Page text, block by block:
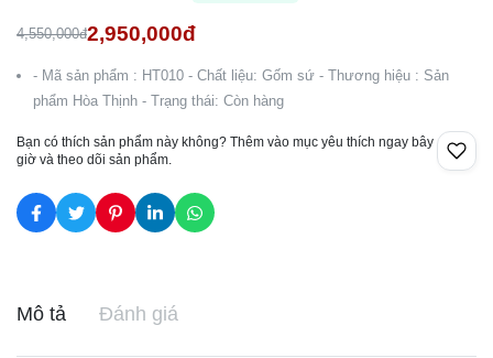
4,550,000đ2,950,000đ
- Mã sản phẩm : HT010 - Chất liệu: Gốm sứ - Thương hiệu : Sản
phẩm Hòa Thịnh - Trạng thái: Còn hàng
Bạn có thích sản phẩm này không? Thêm vào mục yêu thích ngay bây
giờ và theo dõi sản phẩm.
Mô tả Đánh giá